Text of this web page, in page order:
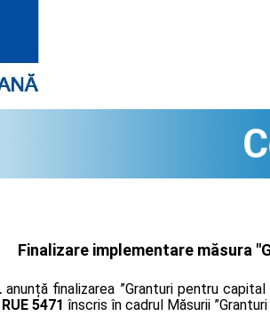
Finalizare implementare măsura
anunță finalizarea ”Granturi pentru
RUE 5471 înscris în cadrul Măsurii